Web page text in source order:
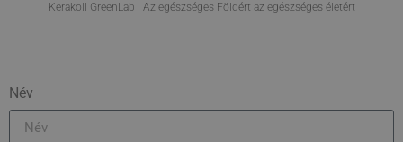
Kerakoll GreenLab | Az egészséges Földért az egészséges életért
Név